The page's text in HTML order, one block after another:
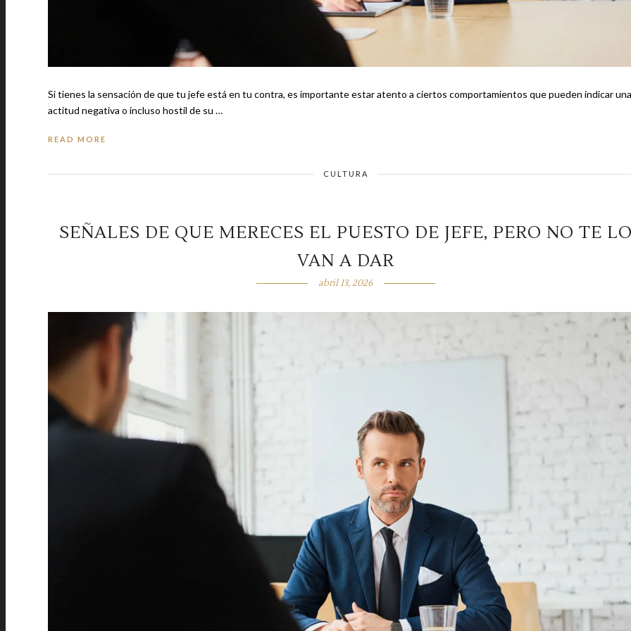
Si tienes la sensación de que tu jefe está en tu contra, es importante estar atento a ciertos comportamientos que pueden indicar una
actitud negativa o incluso hostil de su …
READ MORE
CULTURA
SEÑALES DE QUE MERECES EL PUESTO DE JEFE, PERO NO TE
VAN A DAR
abril 13, 2026